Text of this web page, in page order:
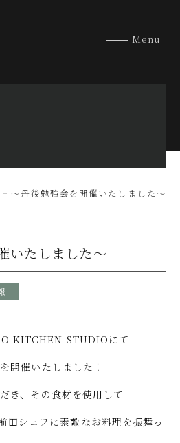
～丹後勉強会を開催いたしました～
いたしました～
KITCHEN STUDIOにて
開催いたしました！
き、その食材を使用して
シェフに素敵なお料理を振舞っ